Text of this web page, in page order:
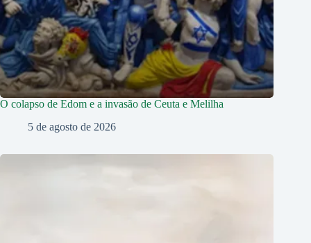
O colapso de Edom e a invasão de Ceuta e Melilha
5 de agosto de 2026